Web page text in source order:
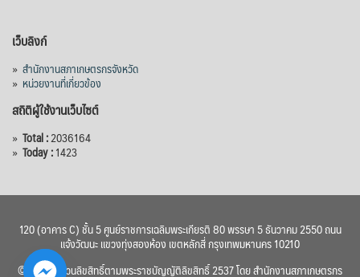
เว็บลิงก์
» สำนักงานสภาเกษตรกรจังหวัด
» หน่วยงานที่เกี่ยวข้อง
สถิติผู้ใช้งานเว็บไซต์
» Total :2036164
» Today :1423
120 (อาคาร C) ชั้น 5 ศูนย์ราชการเฉลิมพระเกียรติ 80 พรรษา 5 ธันวาคม 2550 ถนน
แจ้งวัฒนะ แขวงทุ่งสองห้อง เขตหลักสี่ กรุงเทพมหานคร 10210
© 2560 สงวนลิขสิทธิ์ตามพระราชบัญญัติลิขสิทธิ์ 2537 โดย สำนักงานสภาเกษตรกร